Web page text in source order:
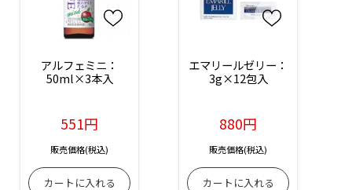
アルフェミニ：
50ml×3本入
551円
販売価格(税込)
エマリールゼリー：
3g×12包入
880円
販売価格(税込)